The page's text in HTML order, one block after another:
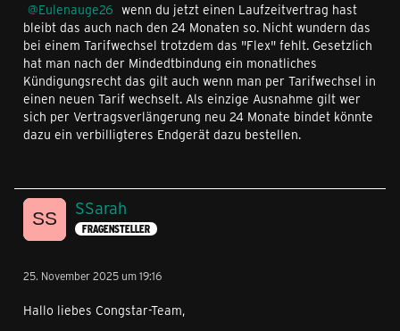
Eulenauge26 wenn du jetzt einen Laufzeitvertrag hast
bleibt das auch nach den 24 Monaten so. Nicht wundern das
bei einem Tarifwechsel trotzdem das "Flex" fehlt. Gesetzlich
hat man nach der Mindedtbindung ein monatliches
Kündigungsrecht das gilt auch wenn man per Tarifwechsel in
einen neuen Tarif wechselt. Als einzige Ausnahme gilt wer
sich per Vertragsverlängerung neu 24 Monate bindet könnte
dazu ein verbilligteres Endgerät dazu bestellen.
SSarah
FRAGENSTELLER
25. November 2025 um 19:16
Hallo liebes Congstar-Team,